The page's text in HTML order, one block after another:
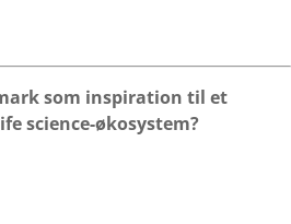
som inspiration til et
science-økosystem?